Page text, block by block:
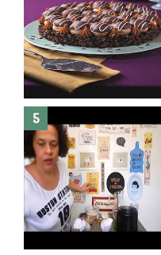
Banheiro novo por menos de
R$300,00 ?? E sem quebra
quebra ??( Editado)
Dez bolos pra fazer antes de
morrer !